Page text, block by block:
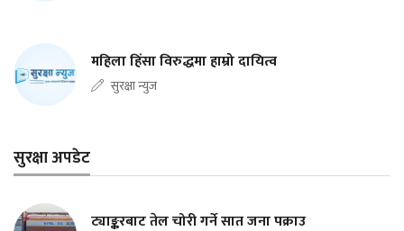
महिला हिंसा विरुद्धमा हाम्रो दायित्व
सुरक्षा न्युज
सुरक्षा अपडेट
ट्याङ्करबाट तेल चोरी गर्ने सात जना पक्राउ